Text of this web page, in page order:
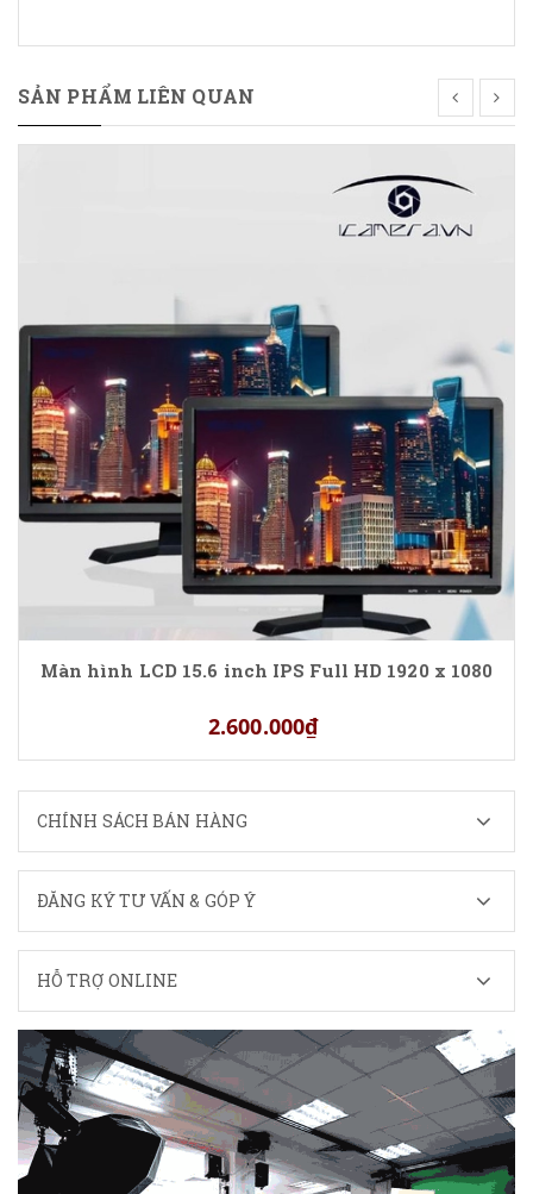
SẢN PHẨM LIÊN QUAN
Màn hình LCD 15.6 inch IPS Full HD 1920 x 1080
2.600.000₫
CHÍNH SÁCH BÁN HÀNG
ĐĂNG KÝ TƯ VẤN & GÓP Ý
HỖ TRỢ ONLINE